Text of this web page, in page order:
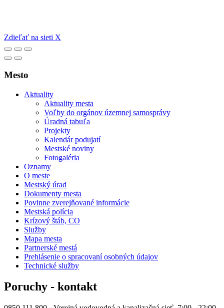
Zdieľať na sieti X
Mesto
Aktuality
Aktuality mesta
Voľby do orgánov územnej samosprávy
Úradná tabuľa
Projekty
Kalendár podujatí
Mestské noviny
Fotogaléria
Oznamy
O meste
Mestský úrad
Dokumenty mesta
Povinne zverejňované informácie
Mestská polícia
Krízový štáb, CO
Služby
Mapa mesta
Partnerské mestá
Prehlásenie o spracovaní osobných údajov
Technické služby
Poruchy - kontakt